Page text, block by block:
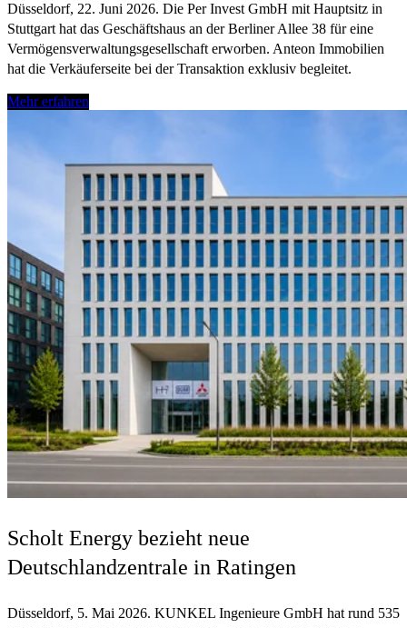
Düsseldorf, 22. Juni 2026. Die Per Invest GmbH mit Hauptsitz in
Stuttgart hat das Geschäftshaus an der Berliner Allee 38 für eine
Vermögensverwaltungsgesellschaft erworben. Anteon Immobilien
hat die Verkäuferseite bei der Transaktion exklusiv begleitet.
Mehr erfahren
Scholt Energy bezieht neue
Deutschlandzentrale in Ratingen
Düsseldorf, 5. Mai 2026. KUNKEL Ingenieure GmbH hat rund 535